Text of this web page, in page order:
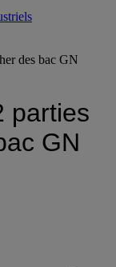
des bac GN
parties
GN